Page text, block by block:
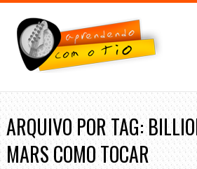
ARQUIVO POR TAG:
MARS COMO TOCAR